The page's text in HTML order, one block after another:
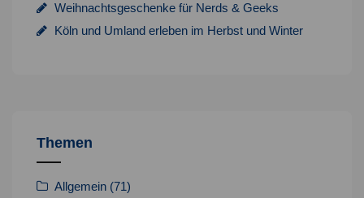
Weihnachtsgeschenke für Nerds & Geeks
Köln und Umland erleben im Herbst und Winter
Themen
Allgemein (71)